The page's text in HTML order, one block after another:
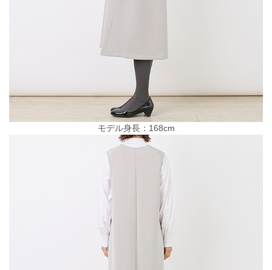
モデル身長：168cm